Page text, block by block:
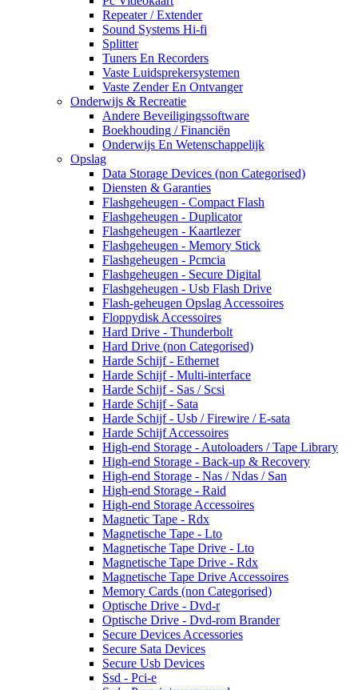
Repeater / Extender
Sound Systems Hi-fi
Splitter
Tuners En Recorders
Vaste Luidsprekersystemen
Vaste Zender En Ontvanger
Onderwijs & Recreatie
Andere Beveiligingssoftware
Boekhouding / Financiën
Onderwijs En Wetenschappelijk
Opslag
Data Storage Devices (non Categorised)
Diensten & Garanties
Flashgeheugen - Compact Flash
Flashgeheugen - Duplicator
Flashgeheugen - Kaartlezer
Flashgeheugen - Memory Stick
Flashgeheugen - Pcmcia
Flashgeheugen - Secure Digital
Flashgeheugen - Usb Flash Drive
Flash-geheugen Opslag Accessoires
Floppydisk Accessoires
Hard Drive - Thunderbolt
Hard Drive (non Categorised)
Harde Schijf - Ethernet
Harde Schijf - Multi-interface
Harde Schijf - Sas / Scsi
Harde Schijf - Sata
Harde Schijf - Usb / Firewire / E-sata
Harde Schijf Accessoires
High-end Storage - Autoloaders / Tape Library
High-end Storage - Back-up & Recovery
High-end Storage - Nas / Ndas / San
High-end Storage - Raid
High-end Storage Accessoires
Magnetic Tape - Rdx
Magnetische Tape - Lto
Magnetische Tape Drive - Lto
Magnetische Tape Drive - Rdx
Magnetische Tape Drive Accessoires
Memory Cards (non Categorised)
Optische Drive - Dvd-r
Optische Drive - Dvd-rom Brander
Secure Devices Accessories
Secure Sata Devices
Secure Usb Devices
Ssd - Pci-e